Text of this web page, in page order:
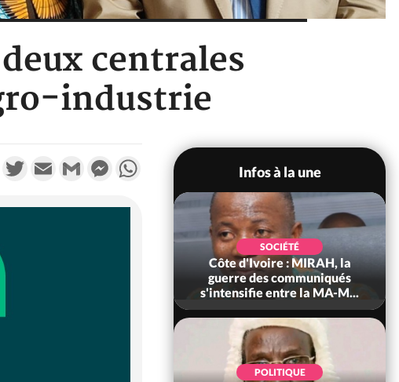
centrales
industrie
FacebookTwitterEmail Gmail MessengerWhatsApp
Infos à la une
Côte d'Ivoire : Man, deux
périssent dans un
SOCIÉTÉ
Côte d'Ivoire : MIRAH, la
guerre des communiqués
s'intensifie entre la MA-M...
POLITIQUE